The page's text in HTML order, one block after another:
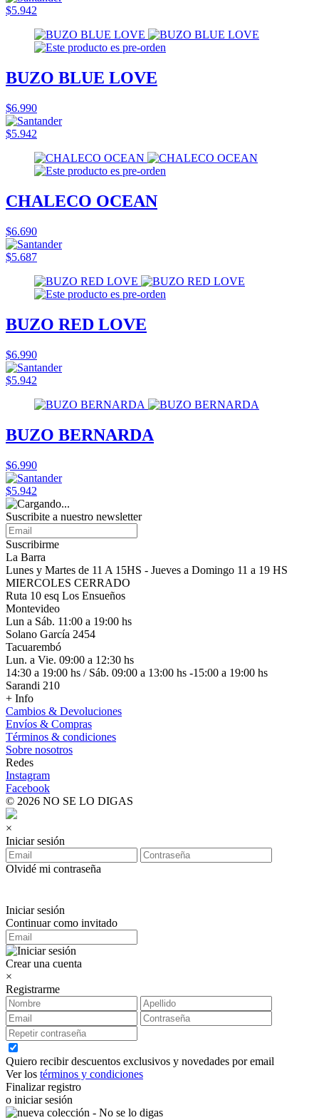
$5.942
BUZO BLUE LOVE
$6.990
$5.942
CHALECO OCEAN
$6.690
$5.687
BUZO RED LOVE
$6.990
$5.942
BUZO BERNARDA
$6.990
$5.942
Suscribite a nuestro newsletter
Suscribirme
La Barra
Lunes y Martes de 11 A 15HS - Jueves a Domingo 11 a 19 HS
MIERCOLES CERRADO
Ruta 10 esq Los Ensueños
Montevideo
Lun a Sáb. 11:00 a 19:00 hs
Solano García 2454
Tacuarembó
Lun. a Vie. 09:00 a 12:30 hs
14:30 a 19:00 hs / Sáb. 09:00 a 13:00 hs -15:00 a 19:00 hs
Sarandi 210
+ Info
Cambios & Devoluciones
Envíos & Compras
Términos & condiciones
Sobre nosotros
Redes
Instagram
Facebook
© 2026 NO SE LO DIGAS
×
Iniciar sesión
Olvidé mi contraseña
Iniciar sesión
Continuar como invitado
Crear una cuenta
×
Registrarme
Quiero recibir descuentos exclusivos y novedades por email
Ver los términos y condiciones
Finalizar registro
o iniciar sesión